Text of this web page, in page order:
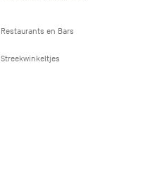
Restaurants en Bars
Streekwinkeltjes